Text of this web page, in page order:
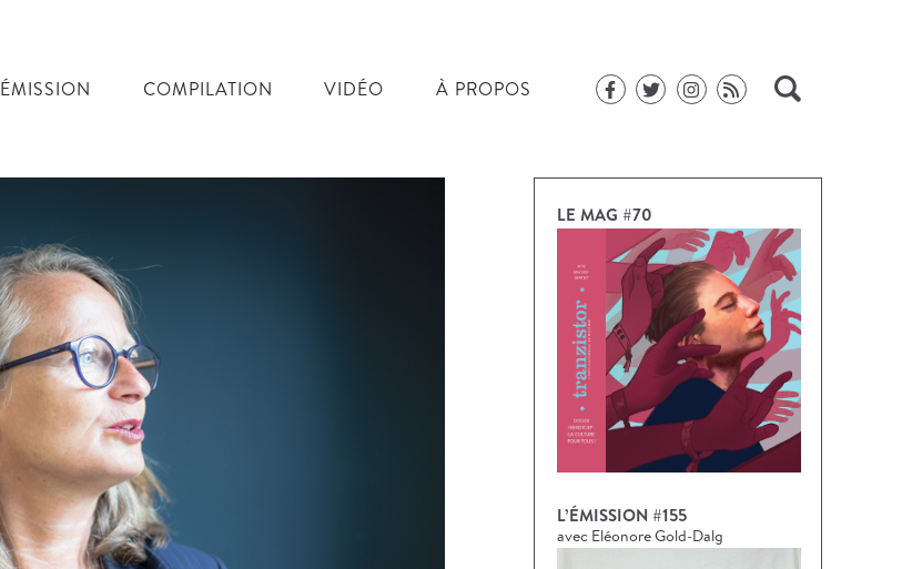
ÉMISSION COMPILATION VIDÉO À PROPOS
LE MAG #70
L’ÉMISSION #155
avec Eléonore Gold-Dalg